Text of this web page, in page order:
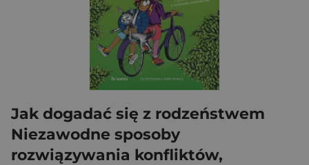
Jak dogadać się z rodzeństwem
Niezawodne sposoby
rozwiązywania konfliktów,